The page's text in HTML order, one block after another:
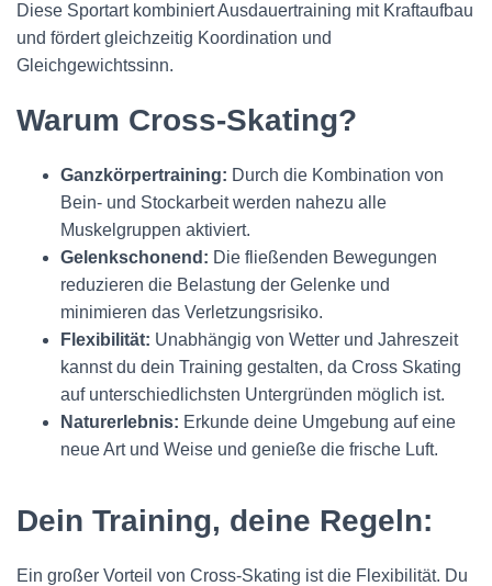
Diese Sportart kombiniert Ausdauertraining mit Kraftaufbau
und fördert gleichzeitig Koordination und
Gleichgewichtssinn.
Warum Cross-Skating?
Ganzkörpertraining: Durch die Kombination von
Bein- und Stockarbeit werden nahezu alle
Muskelgruppen aktiviert.
Gelenkschonend: Die fließenden Bewegungen
reduzieren die Belastung der Gelenke und
minimieren das Verletzungsrisiko.
Flexibilität: Unabhängig von Wetter und Jahreszeit
kannst du dein Training gestalten, da Cross Skating
auf unterschiedlichsten Untergründen möglich ist.
Naturerlebnis: Erkunde deine Umgebung auf eine
neue Art und Weise und genieße die frische Luft.
Dein Training, deine Regeln:
Ein großer Vorteil von Cross-Skating ist die Flexibilität. Du